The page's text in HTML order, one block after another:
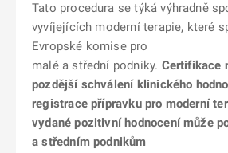
Tato procedura se týká výhradně
vyvíjejících moderní terapie, které
Evropské komise pro
malé a střední podniky. Certifikace
pozdější schválení klinického
registrace přípravku pro moderní
vydané pozitivní hodnocení může
a středním podnikům